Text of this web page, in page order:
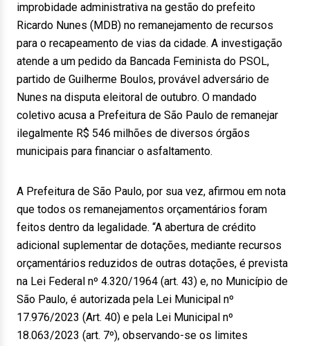
improbidade administrativa na gestão do prefeito
Ricardo Nunes (MDB) no remanejamento de recursos
para o recapeamento de vias da cidade. A investigação
atende a um pedido da Bancada Feminista do PSOL,
partido de Guilherme Boulos, provável adversário de
Nunes na disputa eleitoral de outubro. O mandado
coletivo acusa a Prefeitura de São Paulo de remanejar
ilegalmente R$ 546 milhões de diversos órgãos
municipais para financiar o asfaltamento.
A Prefeitura de São Paulo, por sua vez, afirmou em nota
que todos os remanejamentos orçamentários foram
feitos dentro da legalidade. “A abertura de crédito
adicional suplementar de dotações, mediante recursos
orçamentários reduzidos de outras dotações, é prevista
na Lei Federal nº 4.320/1964 (art. 43) e, no Município de
São Paulo, é autorizada pela Lei Municipal nº
17.976/2023 (Art. 40) e pela Lei Municipal nº
18.063/2023 (art. 7º), observando-se os limites